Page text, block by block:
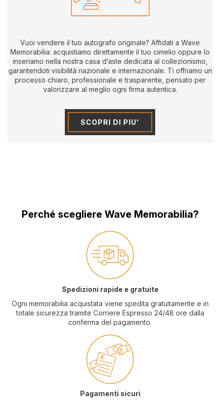
Vuoi vendere il tuo autografo originale? Affidati a Wave
Memorabilia: acquistiamo direttamente il tuo cimelio oppure lo
inseriamo nella nostra casa d’aste dedicata al collezionismo,
garantendoti visibilità nazionale e internazionale. Ti offriamo un
processo chiaro, professionale e trasparente, pensato per
valorizzare al meglio ogni firma autentica.
SCOPRI DI PIU'
Perché scegliere Wave Memorabilia?
Spedizioni rapide e gratuite
Ogni memorabilia acquistata viene spedita gratuitamente e in
totale sicurezza tramite Corriere Espresso 24/48 ore dalla
conferma del pagamento.
Pagamenti sicuri